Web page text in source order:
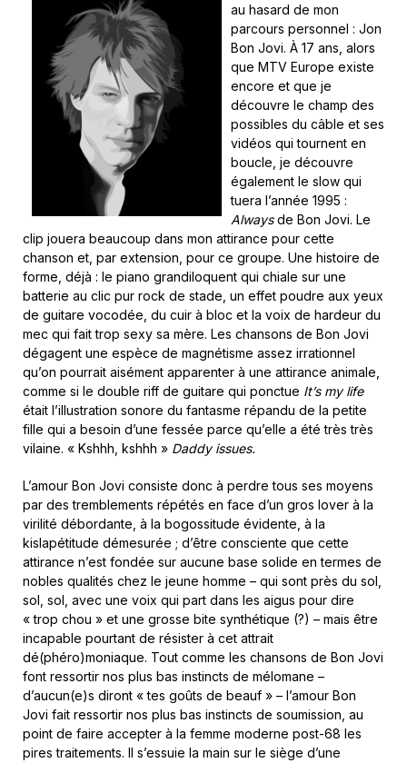
au hasard de mon
parcours personnel : Jon
Bon Jovi. À 17 ans, alors
que MTV Europe existe
encore et que je
découvre le champ des
possibles du câble et ses
vidéos qui tournent en
boucle, je découvre
également le slow qui
tuera l’année 1995 :
Alwaysde Bon Jovi. Le
clip jouera beaucoup dans mon attirance pour cette
chanson et, par extension, pour ce groupe. Une histoire de
forme, déjà : le piano grandiloquent qui chiale sur une
batterie au clic pur rock de stade, un effet poudre aux yeux
de guitare vocodée, du cuir à bloc et la voix de hardeur du
mec qui fait trop sexy sa mère. Les chansons de Bon Jovi
dégagent une espèce de magnétisme assez irrationnel
qu’on pourrait aisément apparenter à une attirance animale,
comme si le double riff de guitare qui ponctue It’s my life
était l’illustration sonore du fantasme répandu de la petite
fille qui a besoin d’une fessée parce qu’elle a été très très
vilaine. « Kshhh, kshhh » Daddy issues.
L’amour Bon Jovi consiste donc à perdre tous ses moyens
par des tremblements répétés en face d’un gros lover à la
virilité débordante, à la bogossitude évidente, à la
kislapétitude démesurée ; d’être consciente que cette
attirance n’est fondée sur aucune base solide en termes de
nobles qualités chez le jeune homme – qui sont près du sol,
sol, sol, avec une voix qui part dans les aigus pour dire
« trop chou » et une grosse bite synthétique (?) – mais être
incapable pourtant de résister à cet attrait
dé(phéro)moniaque. Tout comme les chansons de Bon Jovi
font ressortir nos plus bas instincts de mélomane –
d’aucun(e)s diront « tes goûts de beauf » – l’amour Bon
Jovi fait ressortir nos plus bas instincts de soumission, au
point de faire accepter à la femme moderne post-68 les
pires traitements. Il s’essuie la main sur le siège d’une